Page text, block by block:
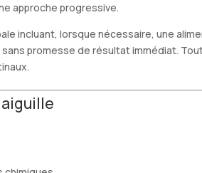
approche progressive.
incluant, lorsque nécessaire, une
promesse de résultat immédiat.